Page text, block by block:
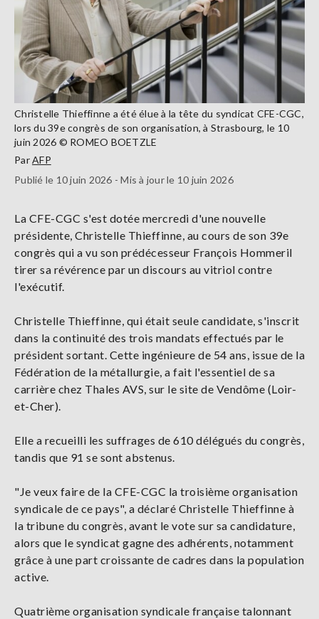
Christelle Thieffinne a été élue à la tête du syndicat CFE-CGC,
lors du 39e congrès de son organisation, à Strasbourg, le 10
juin 2026 © ROMEO BOETZLE
ParAFP
Publié le 10 juin 2026 - Mis à jour le 10 juin 2026
La CFE-CGC s'est dotée mercredi d'une nouvelle
présidente, Christelle Thieffinne, au cours de son 39e
congrès qui a vu son prédécesseur François Hommeril
tirer sa révérence par un discours au vitriol contre
l'exécutif.
Christelle Thieffinne, qui était seule candidate, s'inscrit
dans la continuité des trois mandats effectués par le
président sortant. Cette ingénieure de 54 ans, issue de la
Fédération de la métallurgie, a fait l'essentiel de sa
carrière chez Thales AVS, sur le site de Vendôme (Loir-
et-Cher).
Elle a recueilli les suffrages de 610 délégués du congrès,
tandis que 91 se sont abstenus.
"Je veux faire de la CFE-CGC la troisième organisation
syndicale de ce pays", a déclaré Christelle Thieffinne à
la tribune du congrès, avant le vote sur sa candidature,
alors que le syndicat gagne des adhérents, notamment
grâce à une part croissante de cadres dans la population
active.
Quatrième organisation syndicale française talonnant